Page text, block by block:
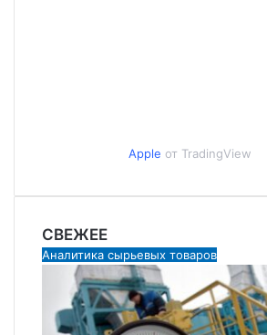
Apple от TradingView
СВЕЖЕЕ
Аналитика сырьевых товаров